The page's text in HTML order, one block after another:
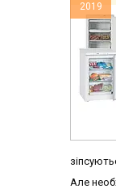
2019
Але